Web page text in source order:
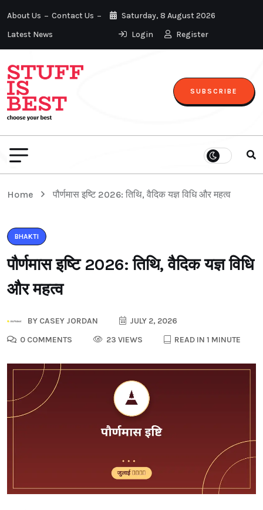
About Us
Contact Us
Latest News
Saturday, 8 August 2026
Login
Register
SUBSCRIBE
Home पौर्णमास इष्टि 2026: तिथि, वैदिक यज्ञ विधि और महत्व
BHAKTI
पौर्णमास इष्टि 2026: तिथि, वैदिक यज्ञ विधि
और महत्व
BY CASEY JORDAN
JULY 2, 2026
0 COMMENTS
23 VIEWS READ IN 1 MINUTE